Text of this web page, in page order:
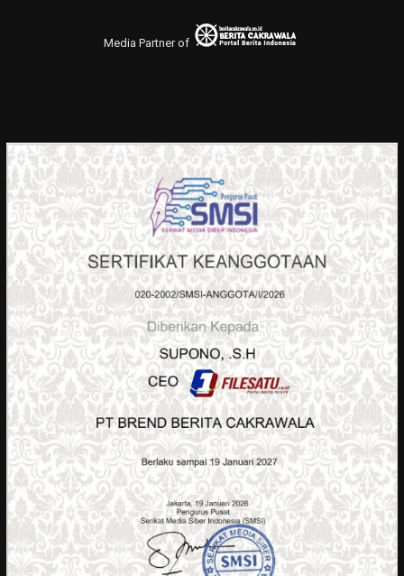
Media Partner of